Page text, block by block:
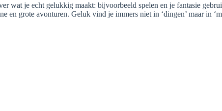
wat je echt gelukkig maakt: bijvoorbeeld spelen en je fantasie
grote avonturen. Geluk vind je immers niet in ‘dingen’ maar in